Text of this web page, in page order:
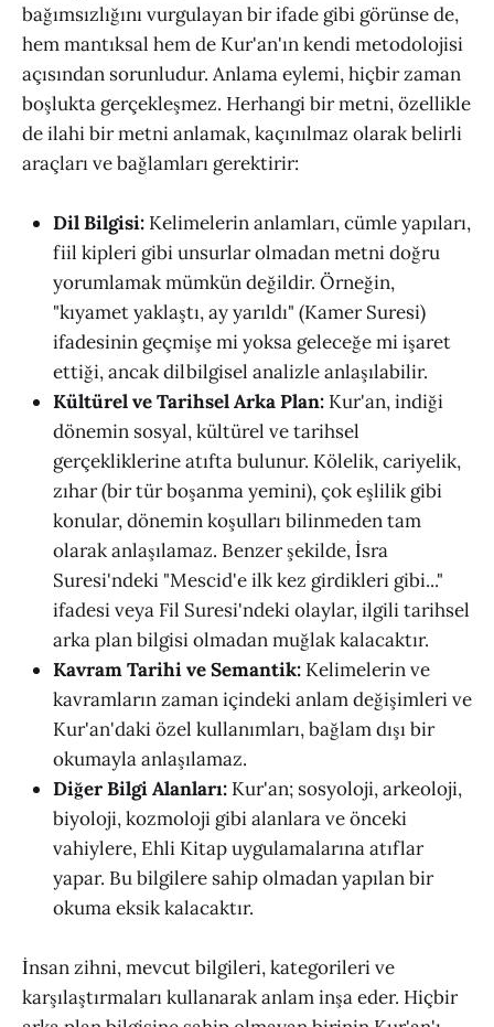
bağımsızlığını vurgulayan bir ifade gibi görünse de,
hem mantıksal hem de Kur'an'ın kendi metodolojisi
açısından sorunludur. Anlama eylemi, hiçbir zaman
boşlukta gerçekleşmez. Herhangi bir metni, özellikle
de ilahi bir metni anlamak, kaçınılmaz olarak belirli
araçları ve bağlamları gerektirir:
Dil Bilgisi: Kelimelerin anlamları, cümle yapıları,
fiil kipleri gibi unsurlar olmadan metni doğru
yorumlamak mümkün değildir. Örneğin,
"kıyamet yaklaştı, ay yarıldı" (Kamer Suresi)
ifadesinin geçmişe mi yoksa geleceğe mi işaret
ettiği, ancak dilbilgisel analizle anlaşılabilir.
Kültürel ve Tarihsel Arka Plan: Kur'an, indiği
dönemin sosyal, kültürel ve tarihsel
gerçekliklerine atıfta bulunur. Kölelik, cariyelik,
zıhar (bir tür boşanma yemini), çok eşlilik gibi
konular, dönemin koşulları bilinmeden tam
olarak anlaşılamaz. Benzer şekilde, İsra
Suresi'ndeki "Mescid'e ilk kez girdikleri gibi..."
ifadesi veya Fil Suresi'ndeki olaylar, ilgili tarihsel
arka plan bilgisi olmadan muğlak kalacaktır.
Kavram Tarihi ve Semantik: Kelimelerin ve
kavramların zaman içindeki anlam değişimleri ve
Kur'an'daki özel kullanımları, bağlam dışı bir
okumayla anlaşılamaz.
Diğer Bilgi Alanları: Kur'an; sosyoloji, arkeoloji,
biyoloji, kozmoloji gibi alanlara ve önceki
vahiylere, Ehli Kitap uygulamalarına atıflar
yapar. Bu bilgilere sahip olmadan yapılan bir
okuma eksik kalacaktır.
İnsan zihni, mevcut bilgileri, kategorileri ve
karşılaştırmaları kullanarak anlam inşa eder. Hiçbir